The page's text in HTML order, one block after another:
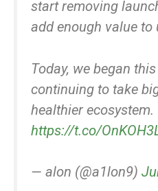
start removing
add enough value to
Today, we began
continuing to take
healthier ecosystem.
https://t.co/
— alon (@a1lon9)